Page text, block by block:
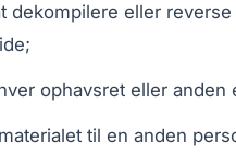
dekompilere eller
ophavsret eller
til en anden